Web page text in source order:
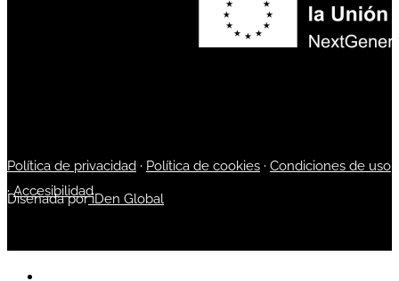
Política de privacidad · Política de cookies · Condiciones de uso
·Accesibilidad
Diseñada poriDen Global